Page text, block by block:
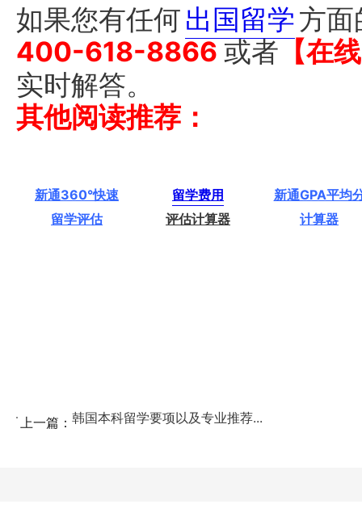
如果您有任何 出国留学方面
400-618-8866 或者 【在
实时解答。
其他阅读推荐：
新通360°快速
留学评估
留学费用
评估计算器
新通GPA平均
计算器
上一篇： 韩国本科留学要项以及专业推荐...